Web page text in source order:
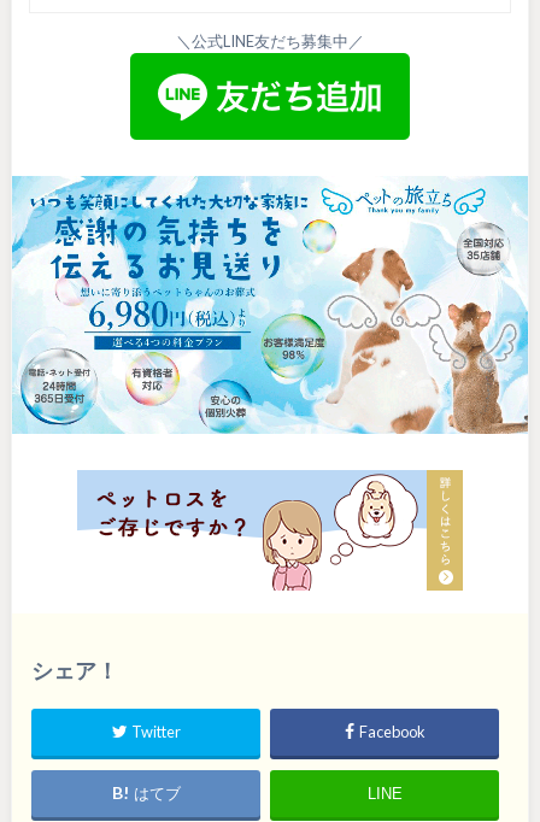
＼公式LINE友だち募集中／
シェア！
Twitter Facebook
はてブ LINE